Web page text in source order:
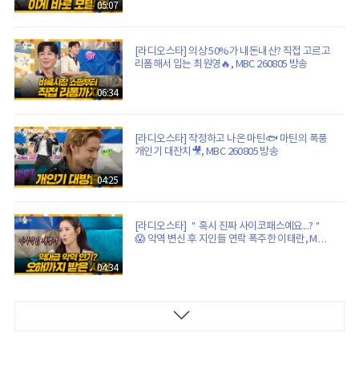
05:07
06:34
[라디오스타] 의상 50%가 내돈내산? 직접 고르고
리폼해서 입는 최원영🔥, MBC 260805 방송
04:25
[라디오스타] 작정하고 나온 마틴🐟 마틴의 폭풍
개인기 대잔치🎥, MBC 260805 방송
04:34
[라디오스타] ＂혹시 진짜 사이코패스예요...?＂
😱 악역 변신 후 지인들 연락 폭주한 이태란, MBC